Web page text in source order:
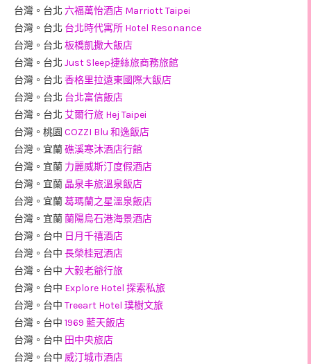
台灣。台北 六福萬怡酒店 Marriott Taipei
台灣。台北 台北時代寓所 Hotel Resonance
台灣。台北 板橋凱撒大飯店
台灣。台北 Just Sleep捷絲旅商務旅館
台灣。台北 香格里拉遠東國際大飯店
台灣。台北 台北富信飯店
台灣。台北 艾爾行旅 Hej Taipei
台灣。桃園 COZZI Blu 和逸飯店
台灣。宜蘭礁溪寒沐酒店行館
台灣。宜蘭 力麗威斯汀度假酒店
台灣。宜蘭 晶泉丰旅溫泉飯店
台灣。宜蘭葛瑪蘭之星溫泉飯店
台灣。宜蘭蘭陽烏石港海景酒店
台灣。台中 日月千禧酒店
台灣。台中 長榮桂冠酒店
台灣。台中 大毅老爺行旅
台灣。台中 Explore Hotel 探索私旅
台灣。台中 Treeart Hotel 璞樹文旅
台灣。台中 1969 藍天飯店
台灣。台中 田中央旅店
台灣。台中 威汀城市酒店